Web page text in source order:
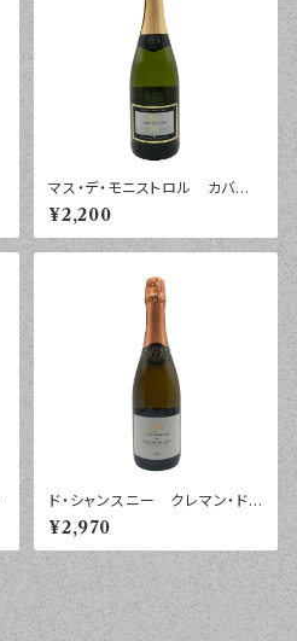
マス・デ・モニストロル カバ
セレクション エスペシャル ブ
リュット ２０２３年 ７５０ｍｌ
¥2,200
ド・シャンスニー クレマン・ド・
ロワール ブリュット ７５０ｍ
ｌ
¥2,970